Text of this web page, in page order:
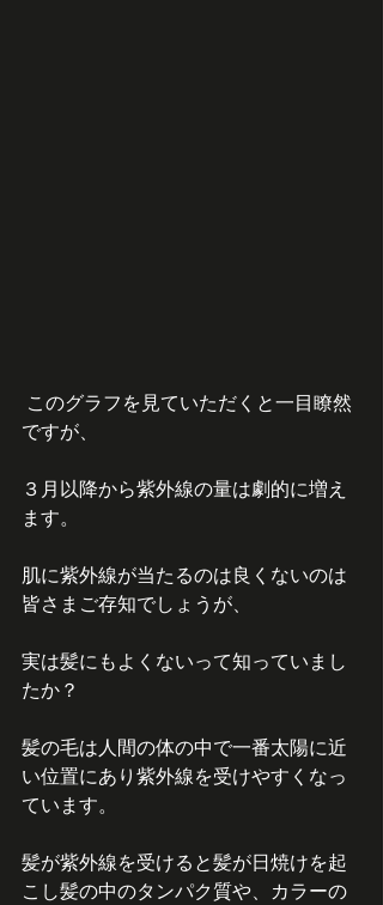
ですが、
３月以降から紫外線の量は劇的に増え
ます。
肌に紫外線が当たるのは良くないのは
皆さまご存知でしょうが、
実は髪にもよくないって知っていまし
たか？
髪の毛は人間の体の中で一番太陽に近
い位置にあり紫外線を受けやすくなっ
ています。
髪が紫外線を受けると髪が日焼けを起
こし髪の中のタンパク質や、カラーの